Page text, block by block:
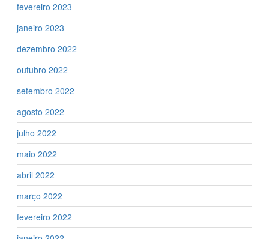
fevereiro 2023
janeiro 2023
dezembro 2022
outubro 2022
setembro 2022
agosto 2022
julho 2022
maio 2022
abril 2022
março 2022
fevereiro 2022